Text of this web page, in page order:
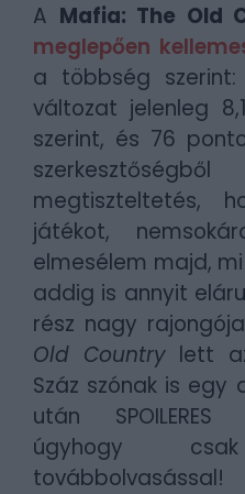
A Mafia: The Old
meglepően
a többség
változat jelenleg
szerint, és 76
megtiszteltetés,
játékot,
elmesélem majd,
addig is annyit
rész nagy
Old Country lett
Száz szónak is
után
úgyhogy
továbbolvasással!